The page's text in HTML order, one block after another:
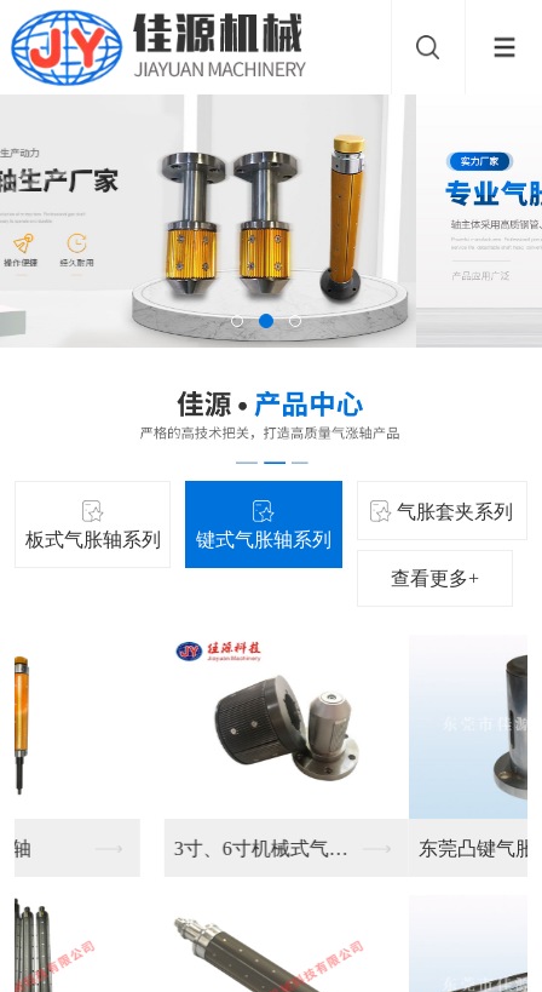
板式气胀轴系列 键式气胀轴系列
气胀套夹系列
查看更多+
东莞凸键气胀轴生产销... 键条气胀轴供应